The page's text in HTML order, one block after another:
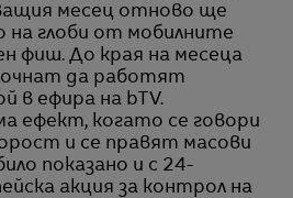
месец отново ще
на глоби от мобилните
фиш. До края на месеца
да работят
в ефира на bTV.
ефект, когато се говори
и се правят масови
показано и с 24-
акция за контрол на